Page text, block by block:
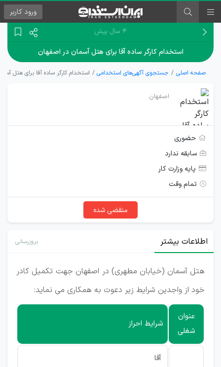
ورود کاربر
۴ سال پیش
استخدام کارگر ساده آقا برای هتل آسمان در اصفهان
صفحه اصلی جستجوی آگهی‌های استخدامی استخدام کارگر ساده آقا برای هتل
اصفهان
حضوری
سابقه ندارد
پایه وزارت کار
تمام وقت
منقضی شده
اطلاعات بیشتر بروزرسانی
هتل آسمان (خیابان مطهری) در اصفهان جهت تکمیل کادر
خود از واجدین شرایط زیر دعوت به همکاری می نماید:
عنوان
شغلی
شرایط احراز
آقا